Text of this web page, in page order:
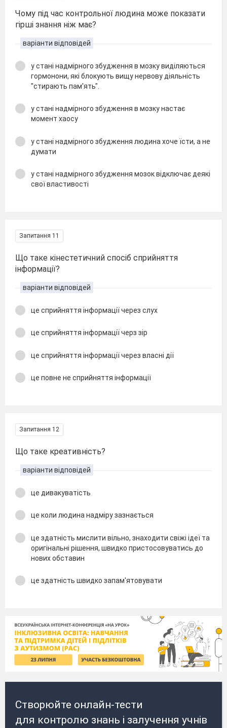
Чому під час контрольної людина може показати
гірші знання ніж має?
варіанти відповідей
у стані надмірного збудження в мозку виділяються
гормонони, які блокують вищу нервову діяльність
"стирають пам'ять".
у стані надмірного збудження в мозку настає
момент хаосу
у стані надмірного збудження людина хоче їсти, а не
думати
у стані надмірного збудження мозок відключає деякі
свої властивості
Запитання 11
Що таке кінестетичний спосіб сприйняття
інформації?
варіанти відповідей
це сприйняття інформації через слух
це сприйняття інформації черз зір
це сприйняття інформації через власні дії
це повне не сприйняття інформації
Запитання 12
Що таке креативність?
варіанти відповідей
це дивакуватість
це коли людина надміру зазнається
це здатність мислити вільно, знаходити свіжі ідеї та
оригінальні рішення, швидко пристосовуватись до
нових обставин
це здатність швидко запам'ятовувати
Створюйте онлайн-тести
для контролю знань і залучення учнів